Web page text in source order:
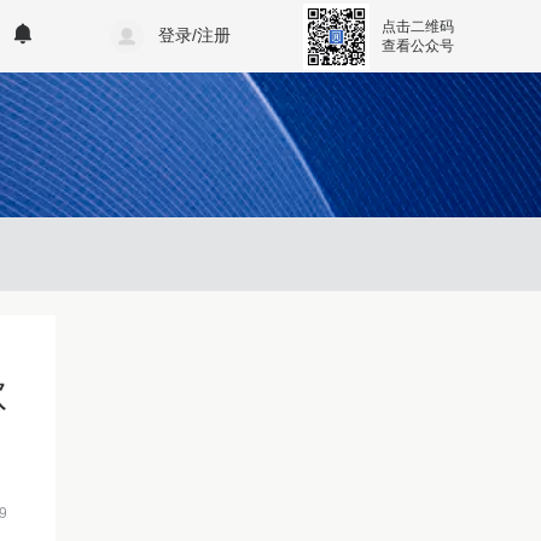
登录/注册
点击二维码
查看公众号